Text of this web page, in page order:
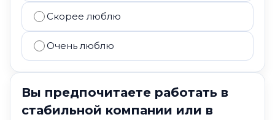
Скорее люблю
Очень люблю
Вы предпочитаете работать в
стабильной компании или в